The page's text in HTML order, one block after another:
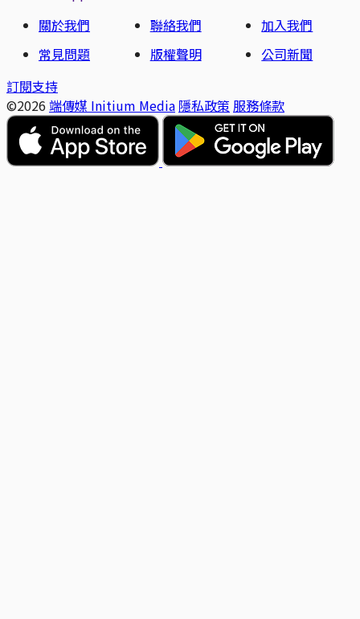
關於我們
聯絡我們
加入我們
常見問題
版權聲明
公司新聞
訂閱支持
©2026 端傳媒 Initium Media 隱私政策 服務條款